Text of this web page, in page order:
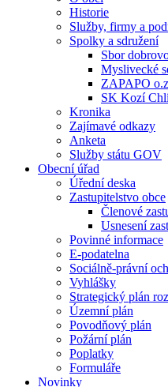
Historie
Služby, firmy a
Spolky a sdružení
Sbor
Myslivecké
ZAPAPO
SK Kozí
Kronika
Zajímavé odkazy
Anketa
Služby státu GOV
Obecní úřad
Úřední deska
Zastupitelstvo obce
Členové
Usnesení
Povinné informace
E-podatelna
Sociálně-právní
Vyhlášky
Strategický plán
Územní plán
Povodňový plán
Požární plán
Poplatky
Formuláře
Novinky